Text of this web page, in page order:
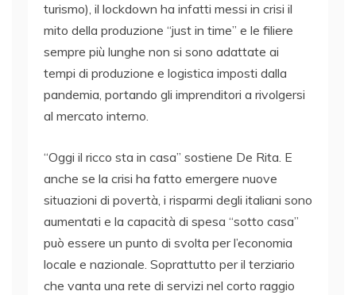
turismo), il lockdown ha infatti messi in crisi il
mito della produzione “just in time” e le filiere
sempre più lunghe non si sono adattate ai
tempi di produzione e logistica imposti dalla
pandemia, portando gli imprenditori a rivolgersi
al mercato interno.
“Oggi il ricco sta in casa” sostiene De Rita. E
anche se la crisi ha fatto emergere nuove
situazioni di povertà, i risparmi degli italiani sono
aumentati e la capacità di spesa “sotto casa”
può essere un punto di svolta per l’economia
locale e nazionale. Soprattutto per il terziario
che vanta una rete di servizi nel corto raggio